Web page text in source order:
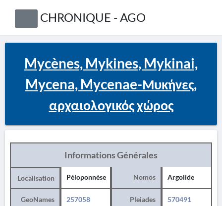
CHRONIQUE - AGO
Mycènes, Mykines, Mykinai,
Mycena, Mycenae-Μυκήνες,
αρχαιολογικός χώρος
Informations Générales
Localisation Péloponnèse Nomos Argolide
GeoNames 257058 Pleiades 570491